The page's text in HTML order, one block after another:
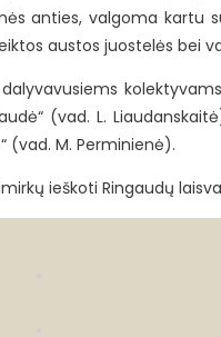
anties, valgoma kartu
austos juostelės bei
(vad. L.
(vad. M. Perminienė).
ieškoti Ringaudų